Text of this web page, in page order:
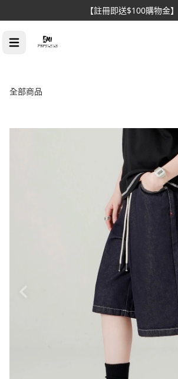
全部商品